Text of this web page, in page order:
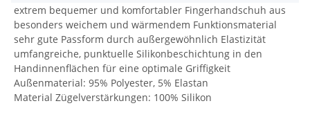
extrem bequemer und komfortabler Fingerhandschuh aus
besonders weichem und wärmendem Funktionsmaterial
sehr gute Passform durch außergewöhnlich Elastizität
umfangreiche, punktuelle Silikonbeschichtung in den
Handinnenflächen für eine optimale Griffigkeit
Außenmaterial: 95% Polyester, 5% Elastan
Material Zügelverstärkungen: 100% Silikon